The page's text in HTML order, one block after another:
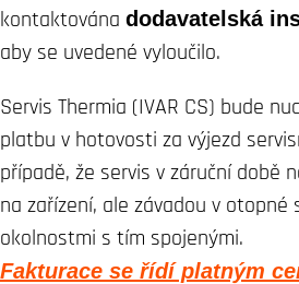
kontaktována dodavatelská
aby se uvedené vyloučilo.
Servis Thermia (IVAR CS) bude
platbu v hotovosti za výjezd
případě, že servis v záruční době
na zařízení, ale závadou v otopné
okolnostmi s tím spojenými.
Fakturace se řídí platným